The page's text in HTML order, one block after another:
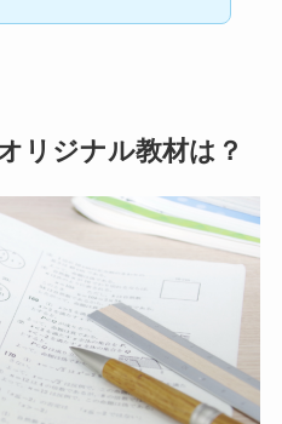
リジナル教材は？